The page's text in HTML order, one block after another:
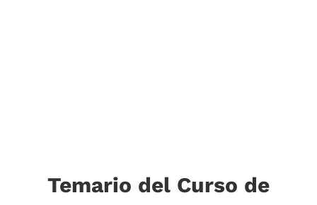
Temario del Curso de